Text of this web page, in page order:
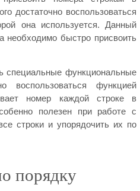
достаточно воспользоваться
она используется. Данный
необходимо быстро присвоить
специальные функциональные
воспользоваться функцией
номер каждой строке в
полезен при работе с
строки и упорядочить их по
порядку